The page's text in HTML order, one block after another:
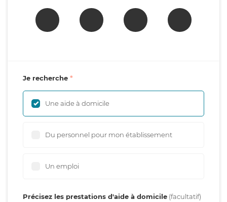
Je recherche
Une aide à domicile
Du personnel pour mon établissement
Un emploi
Précisez les prestations d'aide à domicile